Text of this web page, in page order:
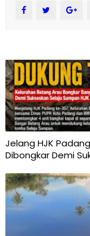
Jelang HJK
Dibongkar Demi